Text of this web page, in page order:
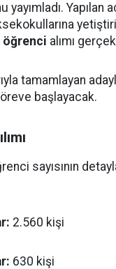
yayımladı. Yapılan
öğrenci alımı
tamamlayan
başlayacak.
sayısının
2.560 kişi
630 kişi